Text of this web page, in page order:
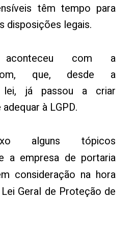
têm tempo para
disposições legais.
com a
que, desde a
lei, já passou a criar
à LGPD.
alguns tópicos
a empresa de portaria
consideração na hora
Geral de Proteção de